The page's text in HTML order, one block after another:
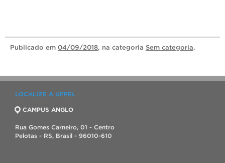
Publicado em 04/09/2018, na categoria Sem categoria.
LOCALIZE A UFPEL
CAMPUS ANGLO
Rua Gomes Carneiro, 01 - Centro
Pelotas - RS, Brasil - 96010-610